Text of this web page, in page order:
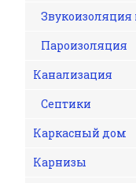
Пароизоляция
Канализация
Септики
Каркасный дом
Карнизы